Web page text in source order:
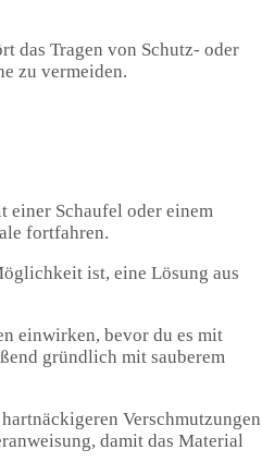
das Tragen von Schutz- oder
zu vermeiden.
einer Schaufel oder einem
fortfahren.
ist, eine Lösung aus
einwirken, bevor du es mit
gründlich mit sauberem
Verschmutzungen
damit das Material